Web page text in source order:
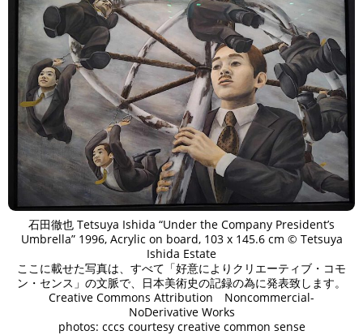
石田徹也 Tetsuya Ishida “Under the Company President’s
Umbrella” 1996, Acrylic on board, 103 x 145.6 cm © Tetsuya
Ishida Estate
ここに載せた写真は、すべて「好意によりクリエーティブ・コモ
ン・センス」の文脈で、日本美術史の記録の為に発表致します。
Creative Commons Attribution Noncommercial-
NoDerivative Works
photos: cccs courtesy creative common sense